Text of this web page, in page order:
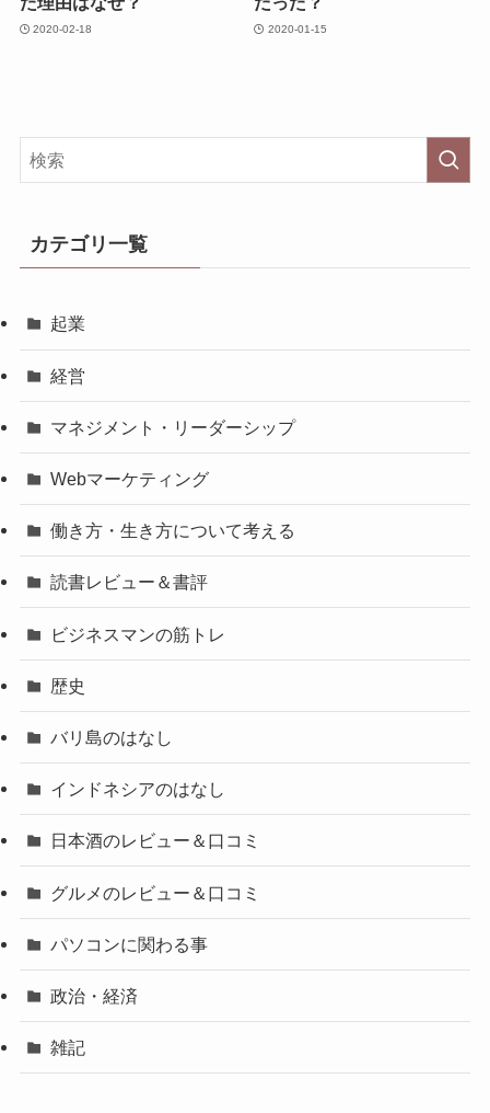
2020-02-18 2020-01-15
カテゴリ一覧
起業
経営
マネジメント・リーダーシップ
Webマーケティング
働き方・生き方について考える
読書レビュー＆書評
ビジネスマンの筋トレ
歴史
バリ島のはなし
インドネシアのはなし
日本酒のレビュー＆口コミ
グルメのレビュー＆口コミ
パソコンに関わる事
政治・経済
雑記